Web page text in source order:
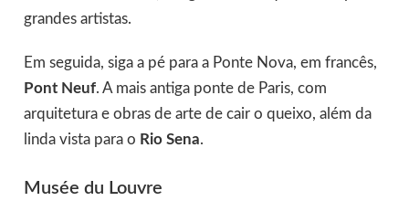
grandes artistas.
Em seguida, siga a pé para a Ponte Nova, em francês,
Pont Neuf. A mais antiga ponte de Paris, com
arquitetura e obras de arte de cair o queixo, além da
linda vista para o Rio Sena.
Musée du Louvre